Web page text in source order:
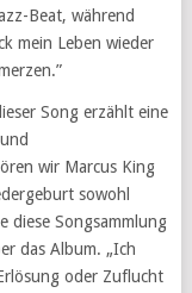
Beat, während
mein Leben wieder
Song erzählt eine
wir Marcus King
sowohl
diese Songsammlung
das Album. „Ich
oder Zuflucht